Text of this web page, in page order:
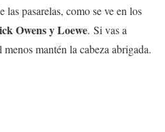
las pasarelas, como se ve en los
Owens y Loewe. Si vas a
mantén la cabeza abrigada.